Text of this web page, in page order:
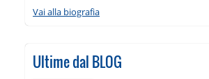
Vai alla biografia
Ultime dal BLOG